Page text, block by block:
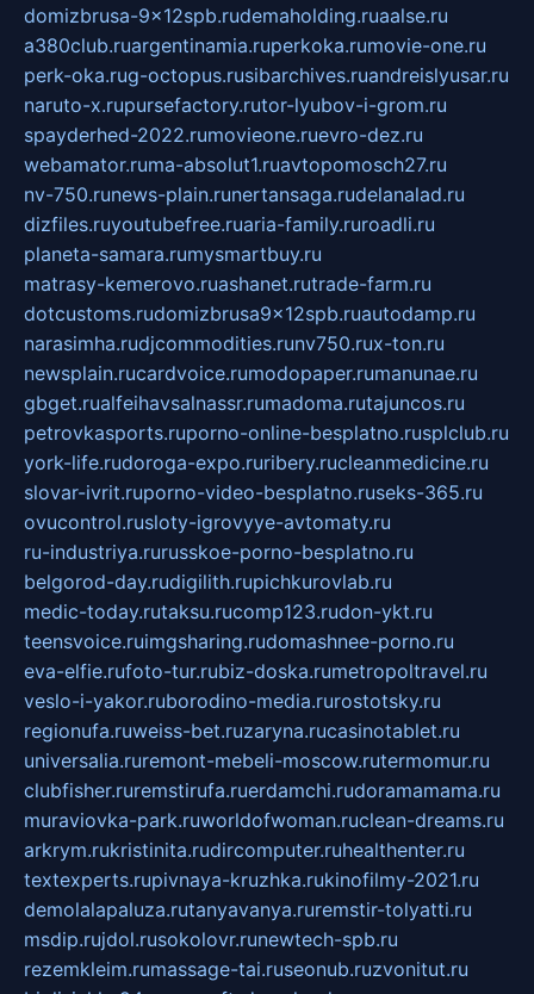
domizbrusa-9x12spb.rudemaholding.ruaalse.ru
a380club.ruargentinamia.ruperkoka.rumovie-one.ru
perk-oka.rug-octopus.rusibarchives.ruandreislyusar.ru
naruto-x.rupursefactory.rutor-lyubov-i-grom.ru
spayderhed-2022.rumovieone.ruevro-dez.ru
webamator.ruma-absolut1.ruavtopomosch27.ru
nv-750.runews-plain.runertansaga.rudelanalad.ru
dizfiles.ruyoutubefree.ruaria-family.ruroadli.ru
planeta-samara.rumysmartbuy.ru
matrasy-kemerovo.ruashanet.rutrade-farm.ru
dotcustoms.rudomizbrusa9x12spb.ruautodamp.ru
narasimha.rudjcommodities.runv750.rux-ton.ru
newsplain.rucardvoice.rumodopaper.rumanunae.ru
gbget.rualfeihavsalnassr.rumadoma.rutajuncos.ru
petrovkasports.ruporno-online-besplatno.rusplclub.ru
york-life.rudoroga-expo.ruribery.rucleanmedicine.ru
slovar-ivrit.ruporno-video-besplatno.ruseks-365.ru
ovucontrol.rusloty-igrovyye-avtomaty.ru
ru-industriya.rurusskoe-porno-besplatno.ru
belgorod-day.rudigilith.rupichkurovlab.ru
medic-today.rutaksu.rucomp123.rudon-ykt.ru
teensvoice.ruimgsharing.rudomashnee-porno.ru
eva-elfie.rufoto-tur.rubiz-doska.rumetropoltravel.ru
veslo-i-yakor.ruborodino-media.rurostotsky.ru
regionufa.ruweiss-bet.ruzaryna.rucasinotablet.ru
universalia.ruremont-mebeli-moscow.rutermomur.ru
clubfisher.ruremstirufa.ruerdamchi.rudoramamama.ru
muraviovka-park.ruworldofwoman.ruclean-dreams.ru
arkrym.rukristinita.rudircomputer.ruhealthenter.ru
textexperts.rupivnaya-kruzhka.rukinofilmy-2021.ru
demolalapaluza.rutanyavanya.ruremstir-tolyatti.ru
msdip.rujdol.rusokolovr.runewtech-spb.ru
rezemkleim.rumassage-tai.ruseonub.ruzvonitut.ru